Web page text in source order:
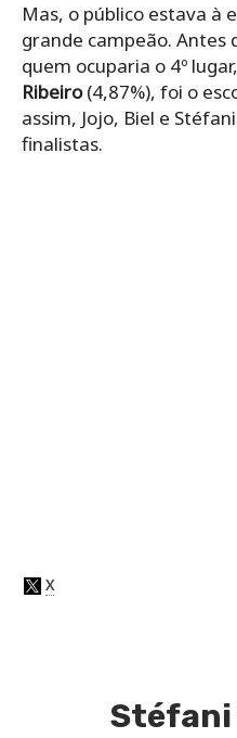
Mas, o público estava à
grande campeão. Antes
quem ocuparia o 4º
Ribeiro(4,87%), foi o
assim, Jojo, Biel e
finalistas.
Stéfani